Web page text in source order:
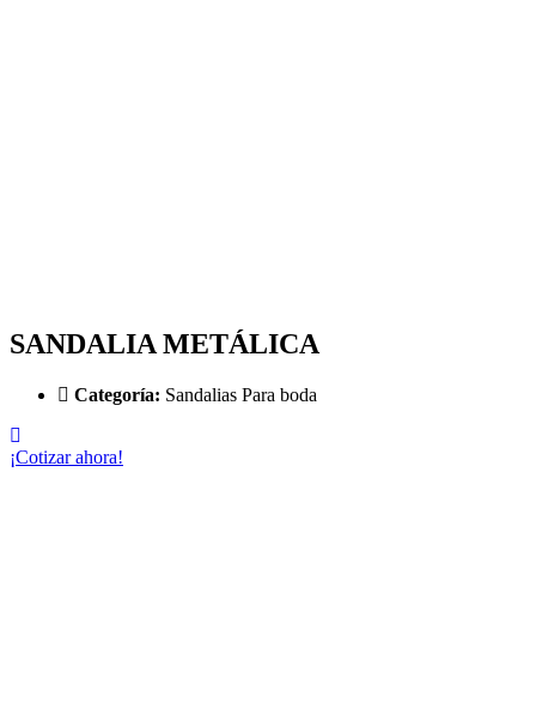
SANDALIA METÁLICA​
Categoría: Sandalias Para boda
¡Cotizar ahora!